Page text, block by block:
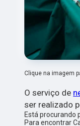
Clique na imagem
O serviço de
ser realizado
Está procurando
Para encontrar